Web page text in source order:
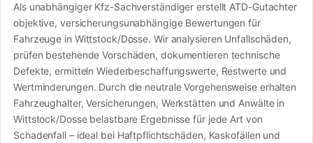
Als unabhängiger Kfz-Sachverständiger erstellt ATD-Gutachter
objektive, versicherungsunabhängige Bewertungen für
Fahrzeuge in Wittstock/Dosse. Wir analysieren Unfallschäden,
prüfen bestehende Vorschäden, dokumentieren technische
Defekte, ermitteln Wiederbeschaffungswerte, Restwerte und
Wertminderungen. Durch die neutrale Vorgehensweise erhalten
Fahrzeughalter, Versicherungen, Werkstätten und Anwälte in
Wittstock/Dosse belastbare Ergebnisse für jede Art von
Schadenfall – ideal bei Haftpflichtschäden, Kaskofällen und